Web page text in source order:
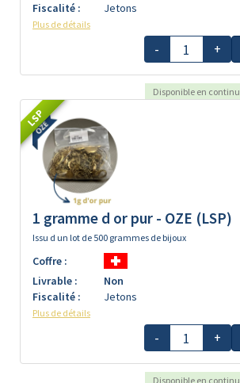
Fiscalité :
Jetons
Plus de détails
- +
Disponible en continu
LSP
1 gramme d or pur - OZE (LSP)
Issu d un lot de 500 grammes de bijoux
Coffre :
Livrable :
Non
Fiscalité :
Jetons
Plus de détails
- +
Disponible en continu